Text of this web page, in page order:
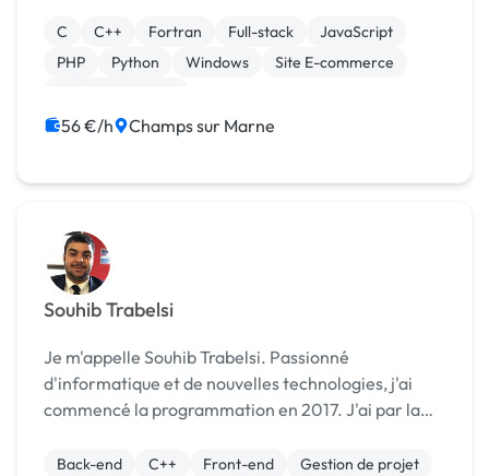
ainsi que le développement logiciel en Python et
C/C++ sous Win...
C C++ Fortran Full-stack
JavaScript
PHP
Python Windows
Site E-commerce
56 €/h Champs sur Marne
Souhib Trabelsi
Je m'appelle Souhib Trabelsi. Passionné
d'informatique et de nouvelles technologies, j'ai
commencé la programmation en 2017. J'ai par la
à mes différentes réalisations prendre en
Back-end C++ Front-end
Gestion de projet